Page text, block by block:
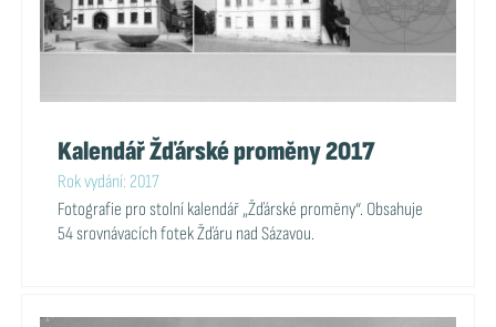
Kalendář Žďárské proměny 2017
Rok vydání: 2017
Fotografie pro stolní kalendář „Žďárské proměny“. Obsahuje
54 srovnávacích fotek Žďáru nad Sázavou.